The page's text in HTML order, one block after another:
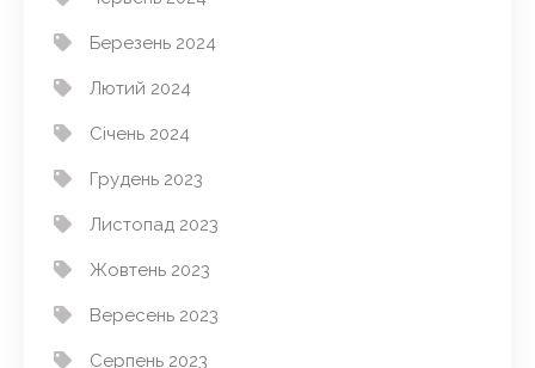
Березень 2024
Лютий 2024
Січень 2024
Грудень 2023
Листопад 2023
Жовтень 2023
Вересень 2023
Серпень 2023